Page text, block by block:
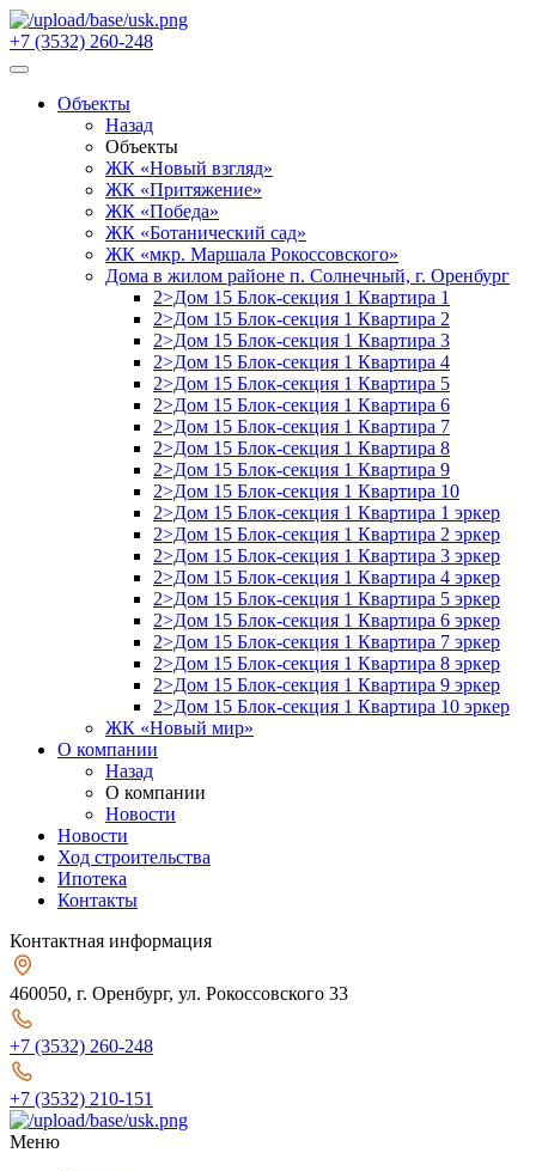
+7 (3532) 260-248
Объекты
Назад
Объекты
ЖК «Новый взгляд»
ЖК «Притяжение»
ЖК «Победа»
ЖК «Ботанический сад»
ЖК «мкр. Маршала Рокоссовского»
Дома в жилом районе п. Солнечный, г. Оренбург
2>Дом 15 Блок-секция 1 Квартира 1
2>Дом 15 Блок-секция 1 Квартира 2
2>Дом 15 Блок-секция 1 Квартира 3
2>Дом 15 Блок-секция 1 Квартира 4
2>Дом 15 Блок-секция 1 Квартира 5
2>Дом 15 Блок-секция 1 Квартира 6
2>Дом 15 Блок-секция 1 Квартира 7
2>Дом 15 Блок-секция 1 Квартира 8
2>Дом 15 Блок-секция 1 Квартира 9
2>Дом 15 Блок-секция 1 Квартира 10
2>Дом 15 Блок-секция 1 Квартира 1 эркер
2>Дом 15 Блок-секция 1 Квартира 2 эркер
2>Дом 15 Блок-секция 1 Квартира 3 эркер
2>Дом 15 Блок-секция 1 Квартира 4 эркер
2>Дом 15 Блок-секция 1 Квартира 5 эркер
2>Дом 15 Блок-секция 1 Квартира 6 эркер
2>Дом 15 Блок-секция 1 Квартира 7 эркер
2>Дом 15 Блок-секция 1 Квартира 8 эркер
2>Дом 15 Блок-секция 1 Квартира 9 эркер
2>Дом 15 Блок-секция 1 Квартира 10 эркер
ЖК «Новый мир»
О компании
Назад
О компании
Новости
Новости
Ход строительства
Ипотека
Контакты
Контактная информация
460050, г. Оренбург, ул. Рокоссовского 33
+7 (3532) 260-248
+7 (3532) 210-151
Меню